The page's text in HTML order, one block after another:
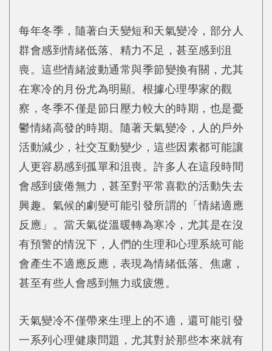
每年冬季，隨著白天變短和天氣變冷，部分人
群會感到情緒低落、精力不足，甚至感到沮
喪。這些情緒波動通常與季節變換有關，尤其
在寒冷的月份尤為明顯。根據心理學家的觀
察，冬季不僅是節日壓力較大的時期，也是憂
鬱情緒高發的時期。隨著天氣變冷，人的戶外
活動減少，社交互動變少，這些因素都可能讓
人更容易感到孤單和沮喪。許多人在這段時間
會感到疲倦無力，甚至對平常喜歡的活動失去
興趣。氣候的劇變可能引發所謂的「情緒適應
反應」。當天氣從溫暖轉為寒冷，尤其是在沒
有預警的情況下，人們的生理和心理系統可能
會產生不適應反應，表現為情緒低落、焦慮，
甚至有些人會感到無力或疲憊。
天氣變冷不僅帶來生理上的不適，還可能引發
一系列心理健康問題，尤其對於那些本來就有